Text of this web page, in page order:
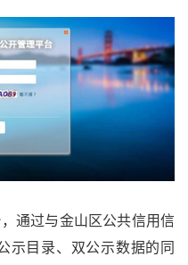
通过与金山区公共信用信
示目录、双公示数据的同